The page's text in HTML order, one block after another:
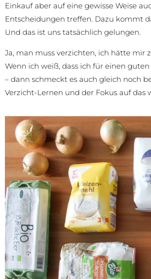
Einkauf aber auf eine gewisse Weise
Entscheidungen treffen. Dazu kommt
Und das ist uns tatsächlich gelungen.
Ja, man muss verzichten, ich hätte mir
Wenn ich weiß, dass ich für einen
– dann schmeckt es auch gleich noch
Verzicht-Lernen und der Fokus auf